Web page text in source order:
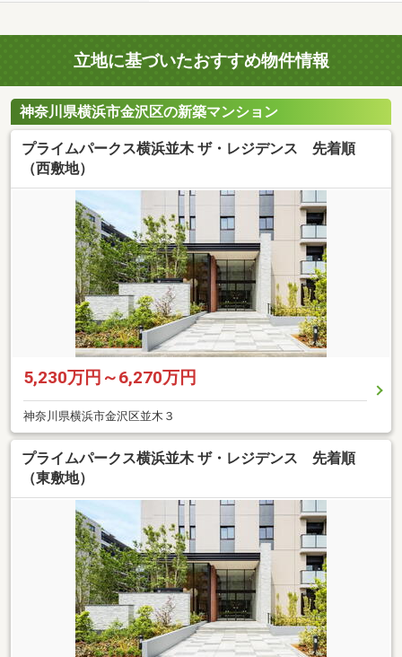
立地に基づいたおすすめ物件情報
神奈川県横浜市金沢区の新築マンション
プライムパークス横浜並木 ザ・レジデンス 先着順
（西敷地）
5,230万円～6,270万円
神奈川県横浜市金沢区並木３
プライムパークス横浜並木 ザ・レジデンス 先着順
（東敷地）